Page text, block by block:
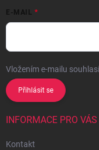
E-MAIL
Vložením e-mailu
Přihlásit se
INFORMACE PRO VÁS
Kontakt